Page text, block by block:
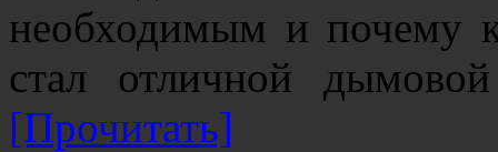
необходимым и почему
стал отличной
[Прочитать]